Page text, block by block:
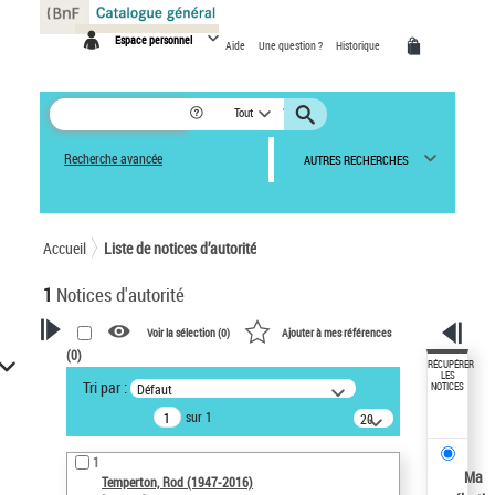
Espace personnel Aide Une question ? Historique
Tout
Recherche avancée AUTRES RECHERCHES
Accueil Liste de notices d’autorité
1 Notices d'autorité
VOTRE RECHERCHE
Recherche avancée dans les
notices d’autorité
Œuvres liées à l'auteur :
Temperton, Rod (1947-2016)
Voir la sélection (0) Ajouter à mes références
(0)
Tri par : Défaut
sur 1
20
résultats/page
1
Temperton, Rod (1947-2016)
RÉCUPÉRER
LES
NOTICES
Ma
Panneau de gestion des cookies